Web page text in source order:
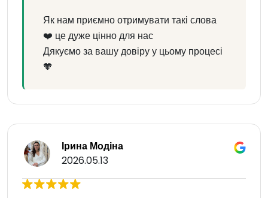
Як нам приємно отримувати такі слова
❤️ це дуже цінно для нас
Дякуємо за вашу довіру у цьому процесі
🧡
Ірина Модіна
2026.05.13